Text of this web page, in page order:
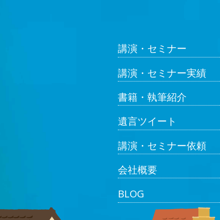
講演・セミナー
講演・セミナー実績
書籍・執筆紹介
遺言ツイート
講演・セミナー依頼
会社概要
BLOG